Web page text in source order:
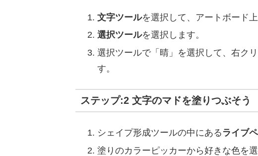
文字ツールを選択して、アートボード
選択ツールを選択します。
選択ツールで「晴」を選択して、右ク
す。
ステップ:2 文字のマドを塗りつぶそう
シェイプ形成ツールの中にある ライブ
塗りのカラーピッカーから好きな色を